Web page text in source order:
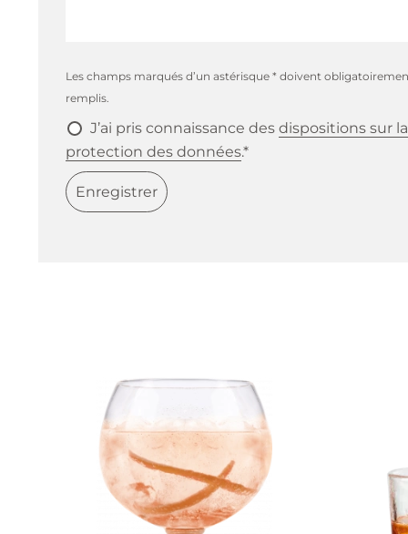
Les champs marqués d’un astérisque * doivent
remplis.
J’ai pris connaissance des dispositions sur la
protection des données.*
Enregistrer